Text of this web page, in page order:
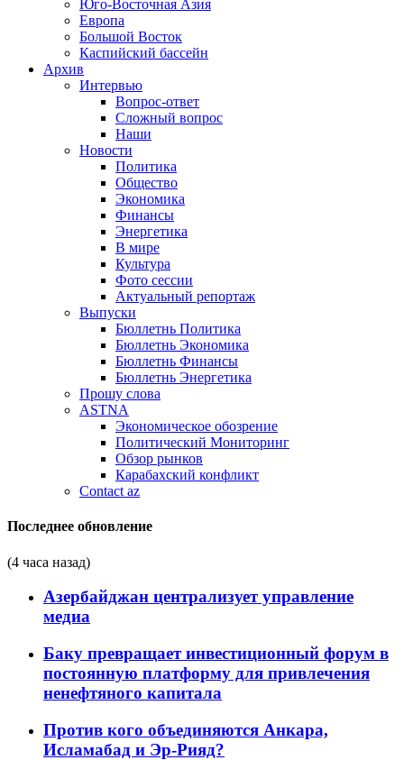
Юго-Восточная Азия
Европа
Большой Восток
Каспийский бассейн
Архив
Интервью
Вопрос-ответ
Сложный вопрос
Наши
Новости
Политика
Общество
Экономика
Финансы
Энергетика
В мире
Культура
Фото сессии
Актуальный репортаж
Выпуски
Бюллетнь Политика
Бюллетнь Экономика
Бюллетнь Финансы
Бюллетнь Энергетика
Прошу слова
ASTNA
Экономическое обозрение
Политический Мониторинг
Обзор рынков
Карабахский конфликт
Contact az
Последнее обновление
(4 часа назад)
Азербайджан централизует управление
медиа
Баку превращает инвестиционный форум в
постоянную платформу для привлечения
ненефтяного капитала
Против кого объединяются Анкара,
Исламабад и Эр-Рияд?